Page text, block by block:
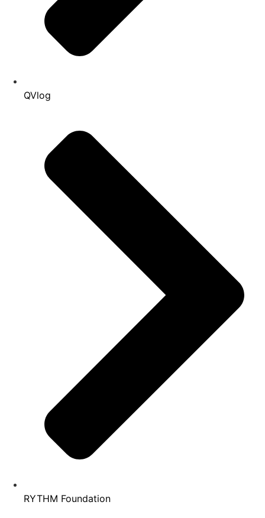
QVlog
RYTHM Foundation